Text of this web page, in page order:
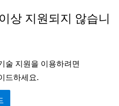
상 지원되지 않습니
술 지원을 이용하려면
드하세요.